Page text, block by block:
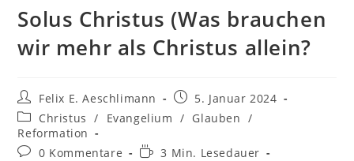
Solus Christus (Was brauchen
wir mehr als Christus allein?
Felix E. Aeschlimann
5. Januar 2024
Christus
/ Evangelium / Glauben /
Reformation
0 Kommentare
3 Min. Lesedauer